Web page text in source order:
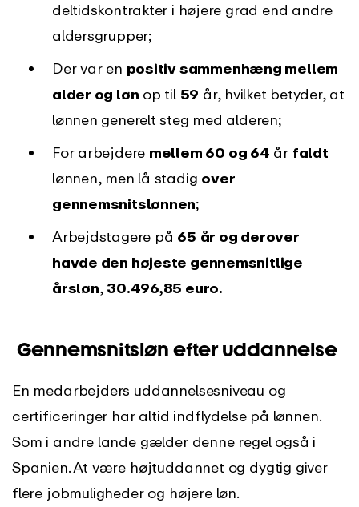
deltidskontrakter i højere grad end andre
aldersgrupper;
Der var en positiv sammenhæng mellem
alder og løn op til 59 år, hvilket betyder, at
lønnen generelt steg med alderen;
For arbejdere mellem 60 og 64 år faldt
lønnen, men lå stadig over
gennemsnitslønnen;
Arbejdstagere på 65 år og derover
havde den højeste gennemsnitlige
årsløn, 30.496,85 euro.
Gennemsnitsløn efter uddannelse
En medarbejders uddannelsesniveau og
certificeringer har altid indflydelse på lønnen.
Som i andre lande gælder denne regel også i
Spanien. At være højtuddannet og dygtig giver
flere jobmuligheder og højere løn.